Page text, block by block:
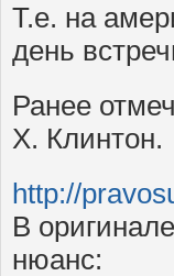
Т.е. на
день
Ранее
Х. Клинтон.
http://
В
нюанс: